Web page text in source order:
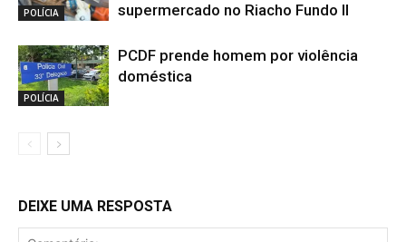
POLÍCIA
supermercado no Riacho Fundo II
POLÍCIA
PCDF prende homem por violência
doméstica
DEIXE UMA RESPOSTA